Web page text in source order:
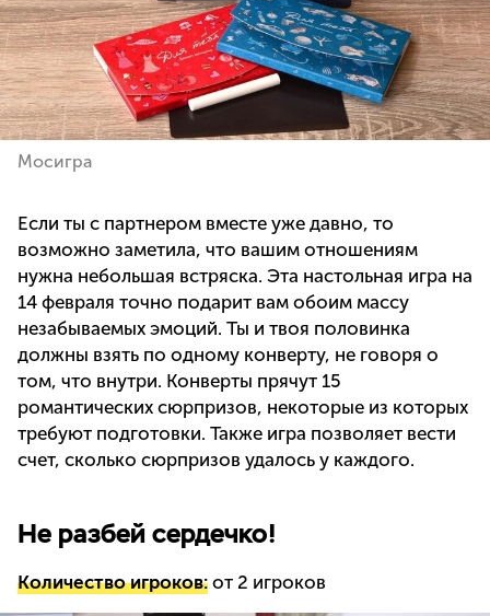
Мосигра
Если ты с партнером вместе уже давно, то
возможно заметила, что вашим отношениям
нужна небольшая встряска. Эта настольная игра на
14 февраля точно подарит вам обоим массу
незабываемых эмоций. Ты и твоя половинка
должны взять по одному конверту, не говоря о
том, что внутри. Конверты прячут 15
романтических сюрпризов, некоторые из которых
требуют подготовки. Также игра позволяет вести
счет, сколько сюрпризов удалось у каждого.
Не разбей сердечко!
Количество игроков: от 2 игроков